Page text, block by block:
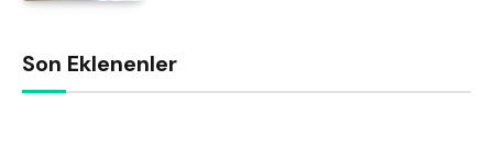
Son Eklenenler